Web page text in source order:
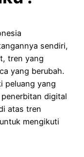
sendiri,
tren yang
yang berubah.
peluang yang
digital
atas tren
mengikuti